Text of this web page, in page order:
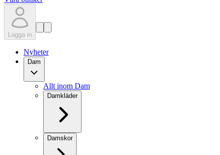
Logga in
Nyheter
Dam
Allt inom Dam
Damkläder
Damskor